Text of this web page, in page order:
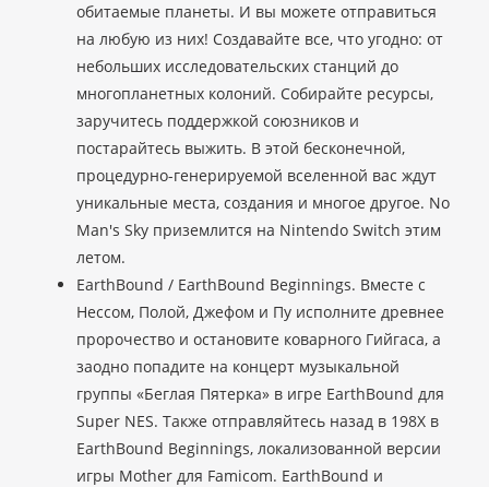
обитаемые планеты. И вы можете отправиться
на любую из них! Создавайте все, что угодно: от
небольших исследовательских станций до
многопланетных колоний. Собирайте ресурсы,
заручитесь поддержкой союзников и
постарайтесь выжить. В этой бесконечной,
процедурно-генерируемой вселенной вас ждут
уникальные места, создания и многое другое. No
Man's Sky приземлится на Nintendo Switch этим
летом.
EarthBound / EarthBound Beginnings. Вместе с
Нессом, Полой, Джефом и Пу исполните древнее
пророчество и остановите коварного Гийгаса, а
заодно попадите на концерт музыкальной
группы «Беглая Пятерка» в игре EarthBound для
Super NES. Также отправляйтесь назад в 198X в
EarthBound Beginnings, локализованной версии
игры Mother для Famicom. EarthBound и